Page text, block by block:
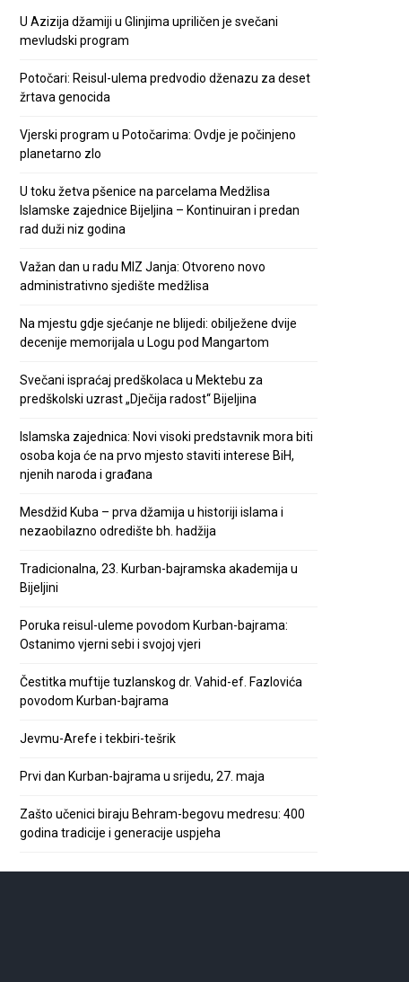
U Azizija džamiji u Glinjima upriličen je svečani
mevludski program
Potočari: Reisul-ulema predvodio dženazu za deset
žrtava genocida
Vjerski program u Potočarima: Ovdje je počinjeno
planetarno zlo
U toku žetva pšenice na parcelama Medžlisa
Islamske zajednice Bijeljina – Kontinuiran i predan
rad duži niz godina
Važan dan u radu MIZ Janja: Otvoreno novo
administrativno sjedište medžlisa
Na mjestu gdje sjećanje ne blijedi: obilježene dvije
decenije memorijala u Logu pod Mangartom
Svečani ispraćaj predškolaca u Mektebu za
predškolski uzrast „Dječija radost“ Bijeljina
Islamska zajednica: Novi visoki predstavnik mora biti
osoba koja će na prvo mjesto staviti interese BiH,
njenih naroda i građana
Mesdžid Kuba – prva džamija u historiji islama i
nezaobilazno odredište bh. hadžija
Tradicionalna, 23. Kurban-bajramska akademija u
Bijeljini
Poruka reisul-uleme povodom Kurban-bajrama:
Ostanimo vjerni sebi i svojoj vjeri
Čestitka muftije tuzlanskog dr. Vahid-ef. Fazlovića
povodom Kurban-bajrama
Jevmu-Arefe i tekbiri-tešrik
Prvi dan Kurban-bajrama u srijedu, 27. maja
Zašto učenici biraju Behram-begovu medresu: 400
godina tradicije i generacije uspjeha